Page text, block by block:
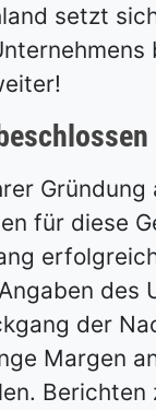
setzt
für diese
des
der
Margen